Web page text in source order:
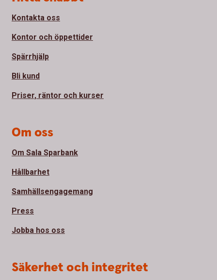
Kontakta oss
Kontor och öppettider
Spärrhjälp
Bli kund
Priser, räntor och kurser
Om oss
Om Sala Sparbank
Hållbarhet
Samhällsengagemang
Press
Jobba hos oss
Säkerhet och integritet